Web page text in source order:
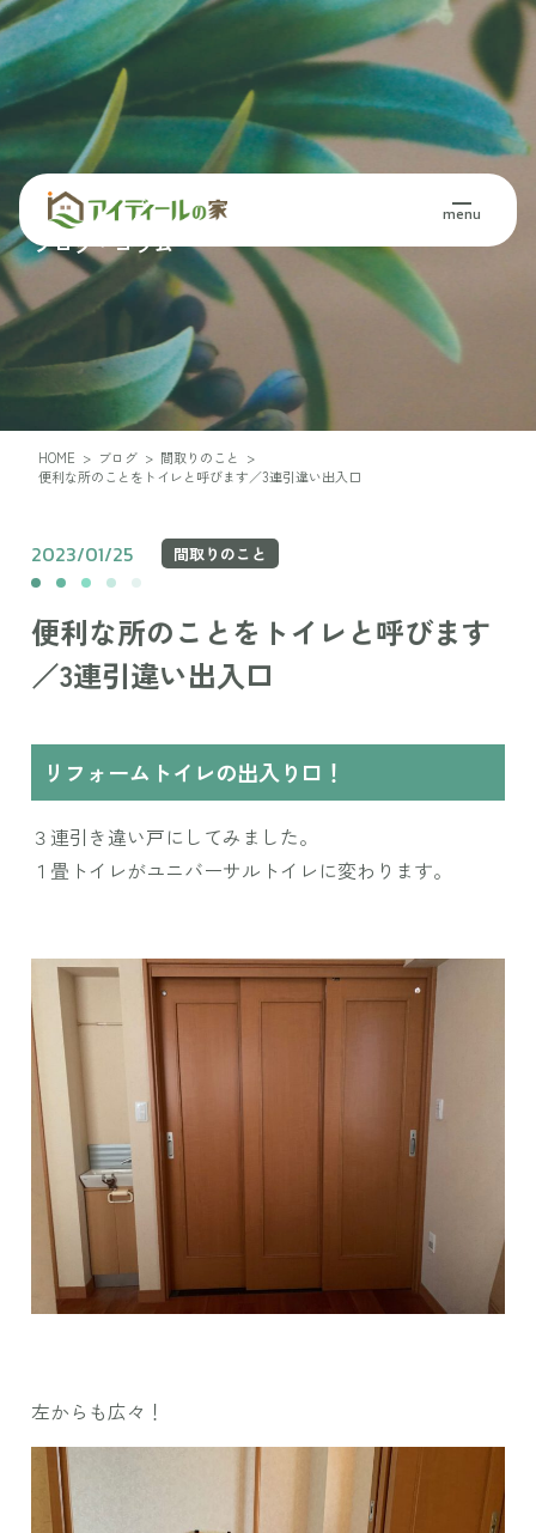
menu
Blog・Column
ブログ・コラム
HOME > ブログ > 間取りのこと
>
便利な所のことをトイレと呼びます／3連引違い出入口
2023/01/25 間取りのこと
便利な所のことをトイレと呼びます
／3連引違い出入口
リフォームトイレの出入り口！
３連引き違い戸にしてみました。
１畳トイレがユニバーサルトイレに変わります。
左からも広々！